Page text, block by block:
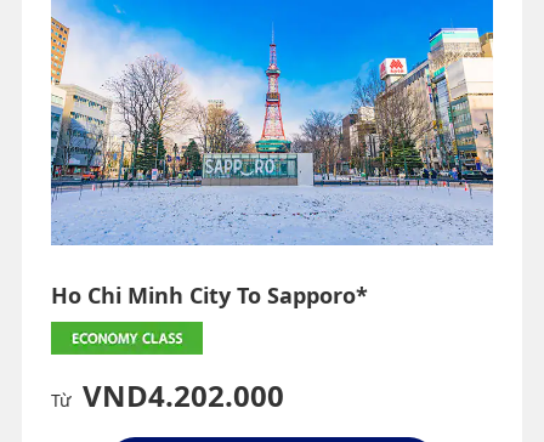
Ho Chi Minh City To Sapporo*
Từ VND4.202.000